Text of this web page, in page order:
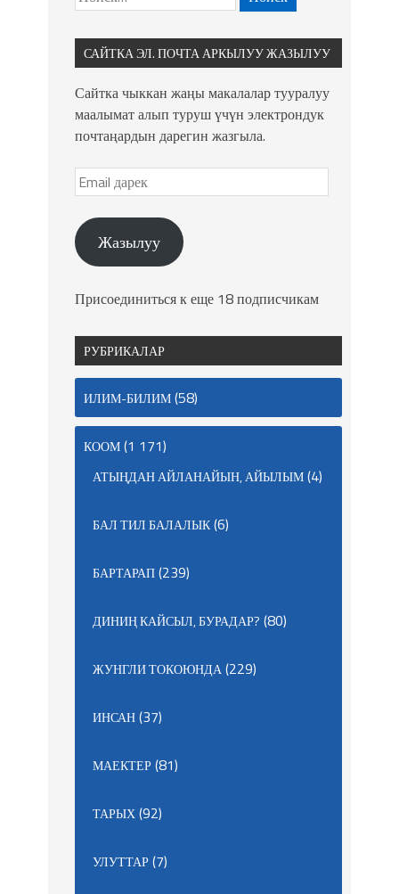
САЙТКА ЭЛ. ПОЧТА АРКЫЛУУ ЖАЗЫЛУУ
Сайтка чыккан жаңы макалалар тууралуу
маалымат алып туруш үчүн электрондук
почтаңардын дарегин жазгыла.
Жазылуу
Присоединиться к еще 18 подписчикам
РУБРИКАЛАР
ИЛИМ-БИЛИМ(58)
КООМ(1 171)
АТЫҢДАН АЙЛАНАЙЫН, АЙЫЛЫМ(4)
БАЛ ТИЛ БАЛАЛЫК(6)
БАРТАРАП(239)
ДИНИҢ КАЙСЫЛ, БУРАДАР? (80)
ЖУНГЛИ ТОКОЮНДА(229)
ИНСАН(37)
МАЕКТЕР(81)
ТАРЫХ(92)
УЛУТТАР(7)